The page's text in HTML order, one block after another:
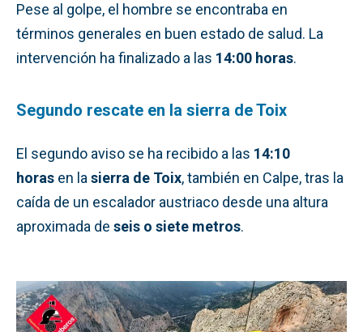
Pese al golpe, el hombre se encontraba en
términos generales en buen estado de salud. La
intervención ha finalizado a las 14:00 horas.
Segundo rescate en la sierra de Toix
El segundo aviso se ha recibido a las 14:10
horas en lasierra de Toix, también en Calpe, tras la
caída de un escalador austriaco desde una altura
aproximada de seis o siete metros.